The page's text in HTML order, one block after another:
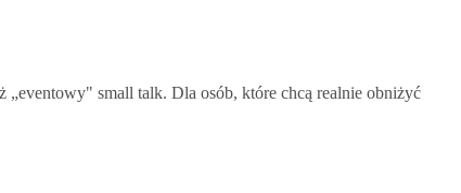
„eventowy" small talk. Dla osób, które chcą realnie obniżyć